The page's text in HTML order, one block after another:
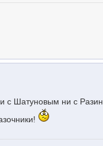
с Шатуновым ни с